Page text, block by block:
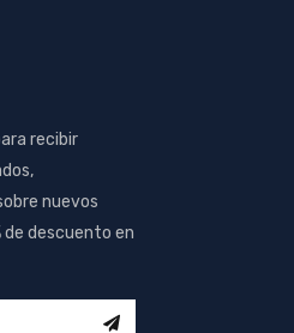
recibir
nuevos
descuento en